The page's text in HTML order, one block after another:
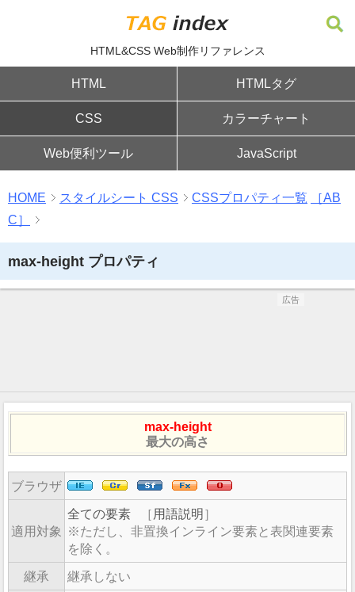
HTML&CSS Web制作リファレンス
HTML HTMLタグ
CSS カラーチャート
Web便利ツール JavaScript
HOME スタイルシート CSS CSSプロパティ一覧
［AB
C］
max-height プロパティ
広告
max-height
最大の高さ
ブラウザ
適用対象
全ての要素 ［ 用語説明 ］
ただし、非置換インライン要素と表関連要素
を除く。
継承 継承しない